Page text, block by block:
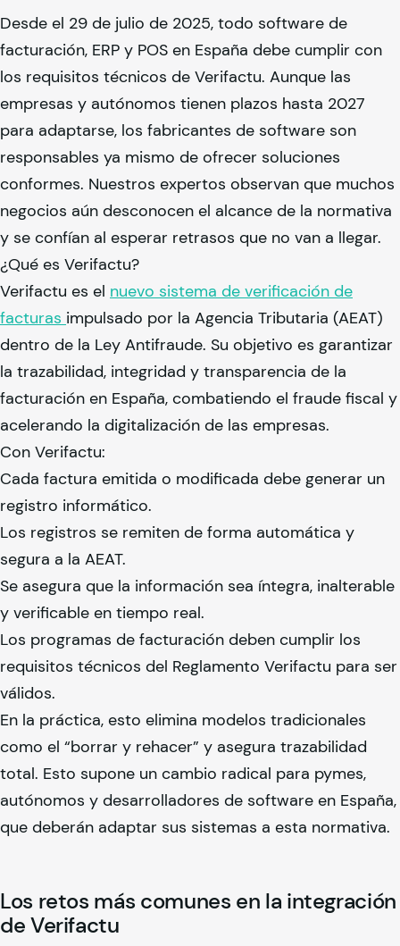
Desde el 29 de julio de 2025, todo software de
facturación, ERP y POS en España debe cumplir con
los requisitos técnicos de Verifactu. Aunque las
empresas y autónomos tienen plazos hasta 2027
para adaptarse, los fabricantes de software son
responsables ya mismo de ofrecer soluciones
conformes. Nuestros expertos observan que muchos
negocios aún desconocen el alcance de la normativa
y se confían al esperar retrasos que no van a llegar.
¿Qué es Verifactu?
Verifactu es el nuevo sistema de verificación de
facturas impulsado por la Agencia Tributaria (AEAT)
dentro de la Ley Antifraude. Su objetivo es garantizar
la trazabilidad, integridad y transparencia de la
facturación en España, combatiendo el fraude fiscal y
acelerando la digitalización de las empresas.
Con Verifactu:
Cada factura emitida o modificada debe generar un
registro informático.
Los registros se remiten de forma automática y
segura a la AEAT.
Se asegura que la información sea íntegra, inalterable
y verificable en tiempo real.
Los programas de facturación deben cumplir los
requisitos técnicos del Reglamento Verifactu para ser
válidos.
En la práctica, esto elimina modelos tradicionales
como el “borrar y rehacer” y asegura trazabilidad
total. Esto supone un cambio radical para pymes,
autónomos y desarrolladores de software en España,
que deberán adaptar sus sistemas a esta normativa.
Los retos más comunes en la integración
de Verifactu